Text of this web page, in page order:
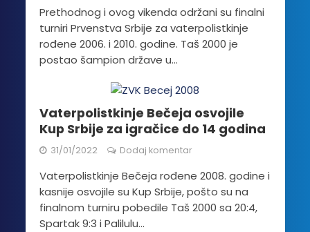
Prethodnog i ovog vikenda održani su finalni
turniri Prvenstva Srbije za vaterpolistkinje
rođene 2006. i 2010. godine. Taš 2000 je
postao šampion države u...
Vaterpolistkinje Bečeja osvojile
Kup Srbije za igračice do 14 godina
31/01/2022 Dodaj komentar
Vaterpolistkinje Bečeja rođene 2008. godine i
kasnije osvojile su Kup Srbije, pošto su na
finalnom turniru pobedile Taš 2000 sa 20:4,
Spartak 9:3 i Palilulu...